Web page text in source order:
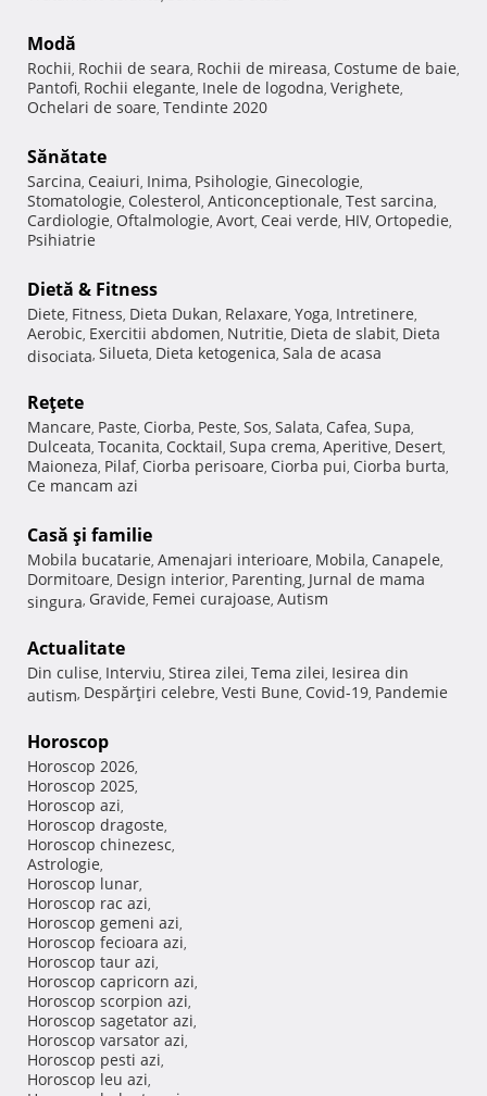
Modă
Rochii, Rochii de seara, Rochii de mireasa, Costume de baie,
Pantofi, Rochii elegante, Inele de logodna, Verighete,
Ochelari de soare, Tendinte 2020
Sănătate
Sarcina, Ceaiuri, Inima, Psihologie, Ginecologie,
Stomatologie, Colesterol, Anticonceptionale, Test sarcina,
Cardiologie, Oftalmologie, Avort, Ceai verde, HIV, Ortopedie,
Psihiatrie
Dietă & Fitness
Diete, Fitness, Dieta Dukan, Relaxare, Yoga, Intretinere,
Aerobic, Exercitii abdomen, Nutritie, Dieta de slabit, Dieta
disociata, Silueta, Dieta ketogenica, Sala de acasa
Reţete
Mancare, Paste, Ciorba, Peste, Sos, Salata, Cafea, Supa,
Dulceata, Tocanita, Cocktail, Supa crema, Aperitive, Desert,
Maioneza, Pilaf, Ciorba perisoare, Ciorba pui, Ciorba burta,
Ce mancam azi
Casă şi familie
Mobila bucatarie, Amenajari interioare, Mobila, Canapele,
Dormitoare, Design interior, Parenting, Jurnal de mama
singura, Gravide, Femei curajoase, Autism
Actualitate
Din culise, Interviu, Stirea zilei, Tema zilei, Iesirea din
autism, Despărţiri celebre, Vesti Bune, Covid-19, Pandemie
Horoscop
Horoscop 2026,
Horoscop 2025,
Horoscop azi,
Horoscop dragoste,
Horoscop chinezesc,
Astrologie,
Horoscop lunar,
Horoscop rac azi,
Horoscop gemeni azi,
Horoscop fecioara azi,
Horoscop taur azi,
Horoscop capricorn azi,
Horoscop scorpion azi,
Horoscop sagetator azi,
Horoscop varsator azi,
Horoscop pesti azi,
Horoscop leu azi,